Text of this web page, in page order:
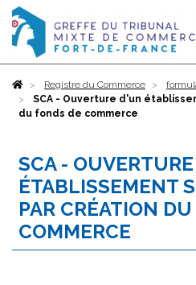
AccueilRegistre du Commerce
SCA - Ouverture d'un
du fonds de commerce
SCA -
ÉTABLISSEMENT
PAR CRÉATION
COMMERCE